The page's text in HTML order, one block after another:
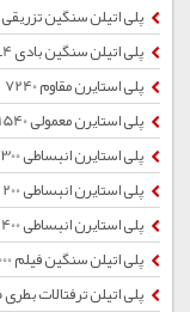
پلی اتیلن سنگین تزریقی 52511
پلی اتیلن سنگین بادی BL4
پلی استایرن مقاوم 7240
پلی استایرن معمولی 1540
پلی استایرن انبساطی 300
پلی استایرن انبساطی 200
پلی استایرن انبساطی 400
پلی اتیلن سنگین فیلم F7000
پلی اتیلن ترفتالات بطری BG845